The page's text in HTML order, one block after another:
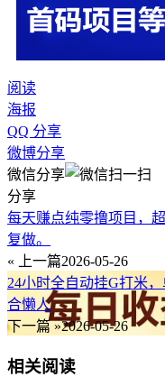
阅读
海报
QQ 分享
微博分享
微信分享
分享
每天赚点纯零撸项目，
复做。
« 上一篇2026-05-26
24小时全自动挂G打米
合懒人
下一篇 »2026-05-26
相关阅读